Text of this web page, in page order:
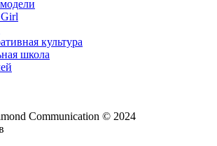
культура
школа
Communication © 2024